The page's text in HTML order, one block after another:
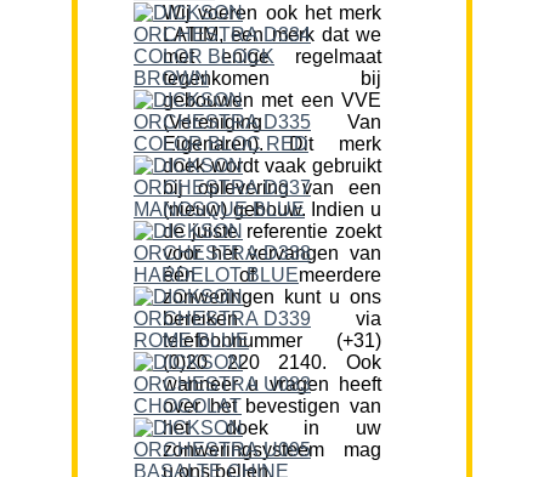
Wij voeren ook het merk
LATIM, een merk dat we
met enige regelmaat
tegenkomen bij
gebouwen met een VVE
(Vereniging Van
Eigenaren). Dit merk
doek wordt vaak gebruikt
bij oplevering van een
(nieuw) gebouw. Indien u
de juiste referentie zoekt
voor het vervangen van
één of meerdere
zonweringen kunt u ons
bereiken via
telefoonnummer (+31)
(0)20 220 2140. Ook
wanneer u vragen heeft
over het bevestigen van
het doek in uw
zonweringsysteem mag
u ons bellen.